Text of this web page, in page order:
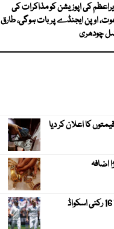
کی اپوزیشن کو مذاکرات کی
اوپن ایجنڈے پر بات ہوگی، طارق
چودھری
کا اعلان کر دیا
اضافہ
پاکستان کیخلاف ٹیسٹ سیریز ، انگلینڈ کا 16 رکنی اسکواڈ